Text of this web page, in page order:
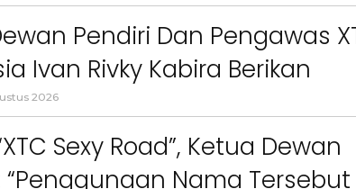
Izin”
Pendiri Dan Pengawas
Ivan Rivky Kabira Berikan
Sikap Terkait “XTC Sexy Road”
2026
Sexy Road”, Ketua Dewan
“Penggunaan Nama Tersebut